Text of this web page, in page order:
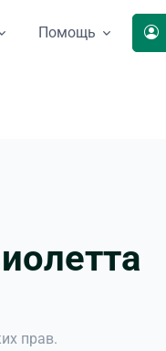
Помощь
прав.